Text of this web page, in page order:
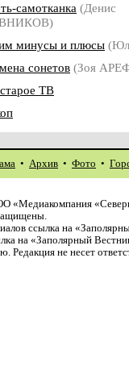
самотканка (Денис
минусы и плюсы
сонетов (Зоя
ТВ
• Архив • Фото •
«Медиакомпания
ссылка на
на «Заполярный
Редакция не несет